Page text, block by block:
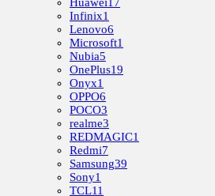
Huawei17
Infinix1
Lenovo6
Microsoft1
Nubia5
OnePlus19
Onyx1
OPPO6
POCO3
realme3
REDMAGIC1
Redmi7
Samsung39
Sony1
TCL11